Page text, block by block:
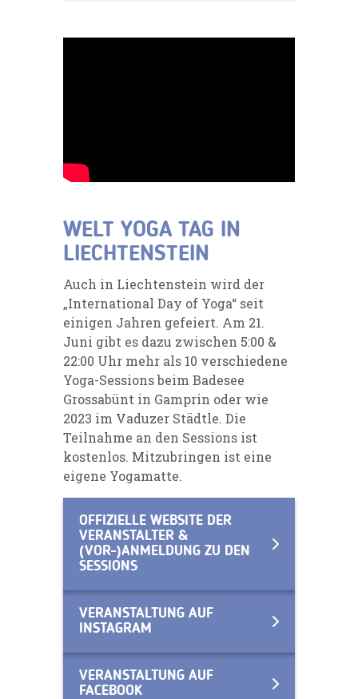
WELT YOGA TAG IN
LIECHTENSTEIN
Auch in Liechtenstein wird der
„International Day of Yoga“ seit
einigen Jahren gefeiert. Am 21.
Juni gibt es dazu zwischen 5:00 &
22:00 Uhr mehr als 10 verschiedene
Yoga-Sessions beim Badesee
Grossabünt in Gamprin oder wie
2023 im Vaduzer Städtle. Die
Teilnahme an den Sessions ist
kostenlos. Mitzubringen ist eine
eigene Yogamatte.
OFFIZIELLE WEBSITE DER
VERANSTALTER &
(VOR-)ANMELDUNG ZU DEN
SESSIONS
VERANSTALTUNG AUF
INSTAGRAM
VERANSTALTUNG AUF
FACEBOOK